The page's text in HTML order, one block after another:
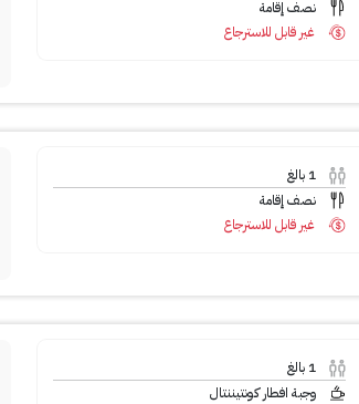
نصف إقامة
غير قابل للاسترجاع
1 بالغ
نصف إقامة
غير قابل للاسترجاع
1 بالغ
وجبة افطار كونتيننتال